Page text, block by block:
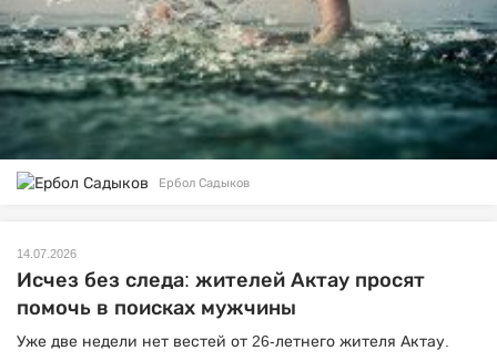
Ербол Садыков
14.07.2026
Исчез без следа: жителей Актау просят
помочь в поисках мужчины
Уже две недели нет вестей от 26-летнего жителя Актау.